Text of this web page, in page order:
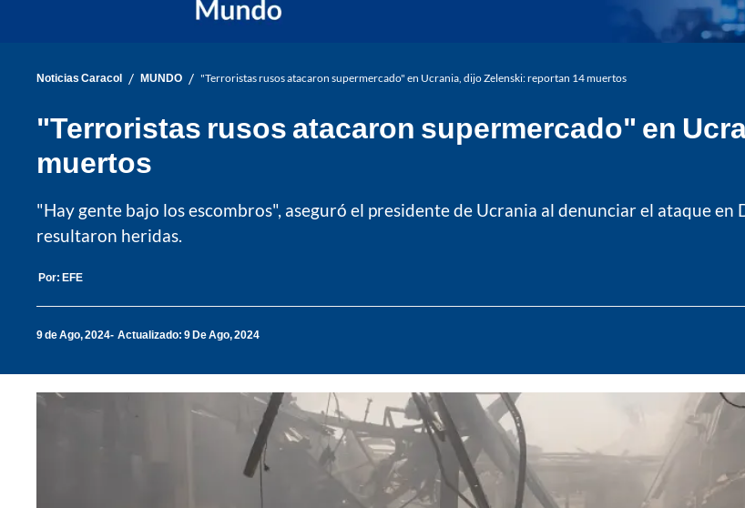
Noticias Caracol / MUNDO / "Terroristas rusos atacaron supermercado" en Ucrania, dijo Zelenski: reportan 14 muertos
"Terroristas rusos atacaron supermercado" en
muertos
"Hay gente bajo los escombros", aseguró el presidente de Ucrania al denunciar el ataque
resultaron heridas.
Por: EFE
9 de Ago, 2024 Actualizado: 9 De Ago, 2024